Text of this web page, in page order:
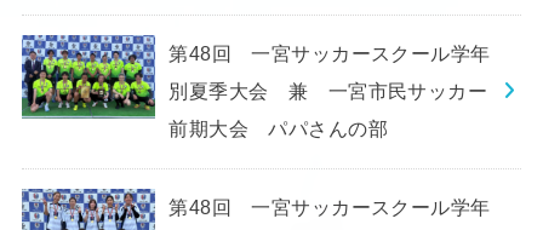
第48回 一宮サッカースクール学年
別夏季大会 兼 一宮市民サッカー
前期大会 パパさんの部
第48回 一宮サッカースクール学年